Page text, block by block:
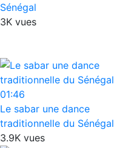
Sénégal
3K vues
01:46
Le sabar une dance
traditionnelle du Sénégal
3.9K vues